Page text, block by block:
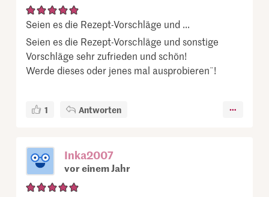
Seien es die Rezept-Vorschläge und ...
Seien es die Rezept-Vorschläge und sonstige
Vorschläge sehr zufrieden und schön!
Werde dieses oder jenes mal ausprobieren¨!
1 Antworten
Inka2007
vor einem Jahr